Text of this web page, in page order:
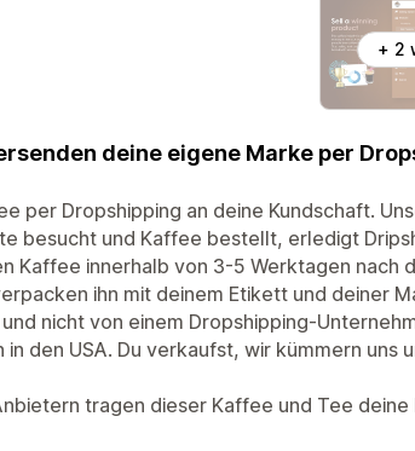
+ 2
deine eigene Marke per
per Dropshipping an deine Kundschaft.
besucht und Kaffee bestellt, erledigt
Kaffee innerhalb von 3-5 Werktagen nach
ihn mit deinem Etikett und deiner
nicht von einem Dropshipping-
den USA. Du verkaufst, wir kümmern uns
tragen dieser Kaffee und Tee deine